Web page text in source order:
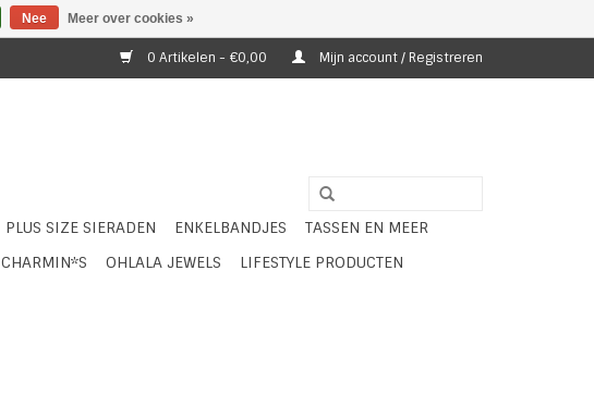
0 Artikelen - €0,00 Mijn account / Registreren
PLUS SIZE SIERADEN ENKELBANDJES
TASSEN EN MEER
CHARMIN*S OHLALA JEWELS
LIFESTYLE PRODUCTEN
Nee Meer over cookies »